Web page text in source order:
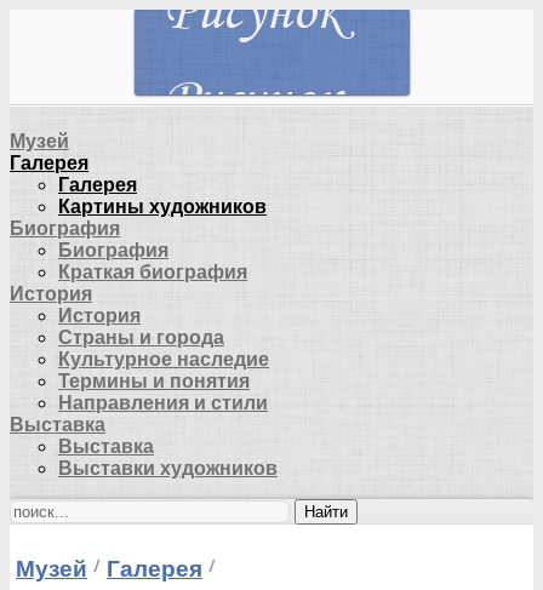
Музей
Галерея
Галерея
Картины художников
Биография
Биография
Краткая биография
История
История
Страны и города
Культурное наследие
Термины и понятия
Направления и стили
Выставка
Выставка
Выставки художников
Найти
Музей
Галерея